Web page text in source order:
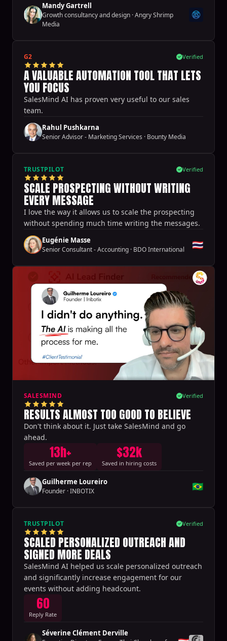
Mandy Gartrell
Growth consultancy and design ·Angry Shrimp
Media
G2 Verified
A VALUABLE AUTOMATION TOOL THAT LETS
YOU FOCUS
SalesMind AI has proven very useful to our sales
team.
Rahul Pushkarna
Senior Advisor - Marketing Services · Bounty Media
TRUSTPILOT Verified
SCALE PROSPECTING WITHOUT WRITING
EVERY MESSAGE
I love the way it allows us to scale the prospecting
without spending much time writing the messages.
Eugénie Masse
Senior Consultant - Accounting · BDO International 🇹🇭
SALESMIND Verified
RESULTS ALMOST TOO GOOD TO BELIEVE
Don't think about it. Just take SalesMind and go
ahead.
13h+
Saved per week per rep
$32k
Saved in hiring costs
Guilherme Loureiro
Founder ·INBOTIX 🇧🇷
TRUSTPILOT Verified
SCALED PERSONALIZED OUTREACH AND
SIGNED MORE DEALS
SalesMind AI helped us scale personalized outreach
and significantly increase engagement for our
events without adding headcount.
60
Reply Rate
Séverine Clément Derville